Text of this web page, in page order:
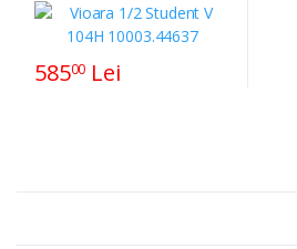
58500 Lei